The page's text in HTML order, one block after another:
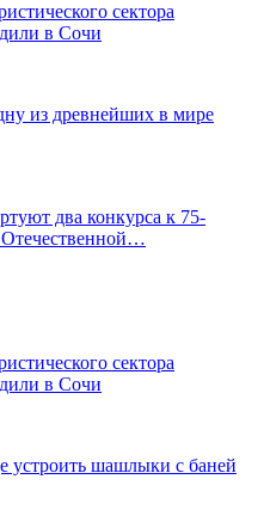
сектора
в Сочи
из древнейших в мире
два конкурса к 75-
сектора
в Сочи
устроить шашлыки с баней